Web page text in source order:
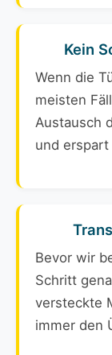
Kein
Wenn die
meisten
Austausch
und
Bevor wir
Schritt
versteckte
immer den